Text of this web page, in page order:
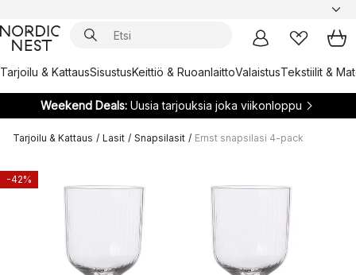
Tarjoilu & KattausSisustusKeittiö & RuoanlaittoValaistusTekstiilit &
Weekend Deals:Uusia tarjouksia joka viikonloppu
Tarjoilu & Kattaus / Lasit / Snapsilasit / Ernst snapsilasi 4-pack
-42%